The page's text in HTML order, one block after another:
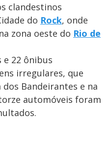
clandestinos
do Rock, onde
zona oeste do Rio de
e 22 ônibus
irregulares, que
Bandeirantes e na
automóveis foram